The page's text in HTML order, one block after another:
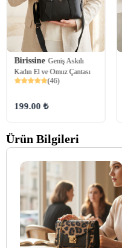
Birissine Geniş Askılı
Kadın El ve Omuz Çantası
(46)
199.00 ₺
Ürün Bilgileri